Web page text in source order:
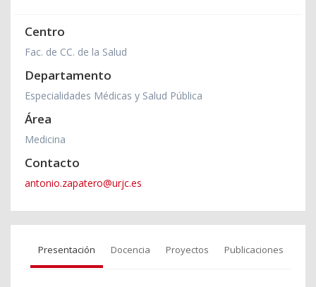
Centro
Fac. de CC. de la Salud
Departamento
Especialidades Médicas y Salud Pública
Área
Medicina
Contacto
antonio.zapatero@urjc.es
Presentación Docencia Proyectos Publicaciones